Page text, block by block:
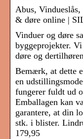
Abus,
& døre online |
Vinduer og døre
byggeprojekter.
døre og
Bemærk, at dette
en
fungerer fuldt ud
Emballagen kan
garantere, at din
stk. i blister.
179,95